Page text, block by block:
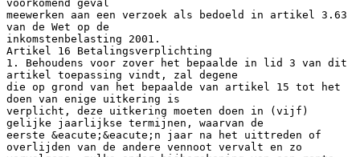
voorkomend geval
meewerken aan een verzoek als bedoeld in artikel 3.63
van de Wet op de
inkomstenbelasting 2001.
Artikel 16 Betalingsverplichting
1. Behoudens voor zover het bepaalde in lid 3 van dit
artikel toepassing vindt, zal degene
die op grond van het bepaalde van artikel 15 tot het
doen van enige uitkering is
verplicht, deze uitkering moeten doen in (vijf)
gelijke jaarlijkse termijnen, waarvan de
eerste &eacute;&eacute;n jaar na het uittreden of
overlijden van de andere vennoot vervalt en zo